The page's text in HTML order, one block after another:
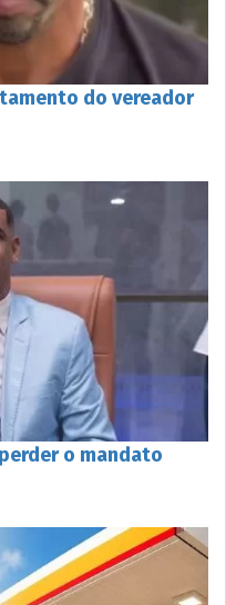
do vereador
o mandato